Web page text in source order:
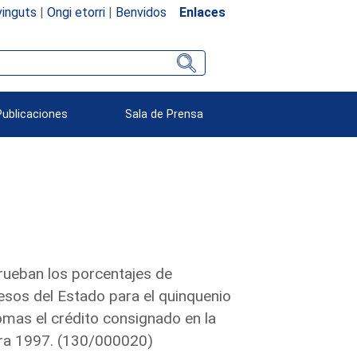
| Ongi etorri| Benvidos Enlaces
Sala de Prensa
los porcentajes de
del Estado para el quinquenio
el crédito consignado en la
1997. (130/000020)